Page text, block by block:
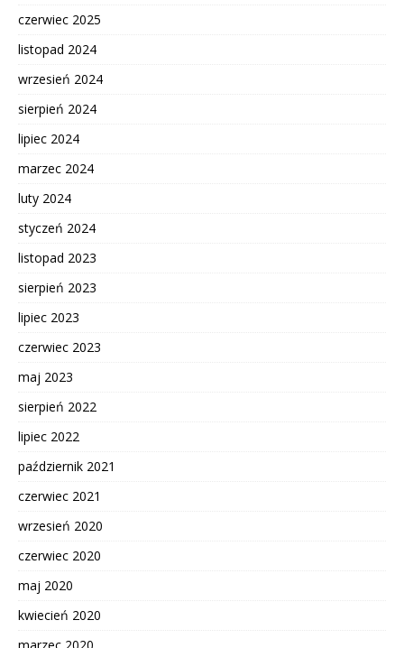
czerwiec 2025
listopad 2024
wrzesień 2024
sierpień 2024
lipiec 2024
marzec 2024
luty 2024
styczeń 2024
listopad 2023
sierpień 2023
lipiec 2023
czerwiec 2023
maj 2023
sierpień 2022
lipiec 2022
październik 2021
czerwiec 2021
wrzesień 2020
czerwiec 2020
maj 2020
kwiecień 2020